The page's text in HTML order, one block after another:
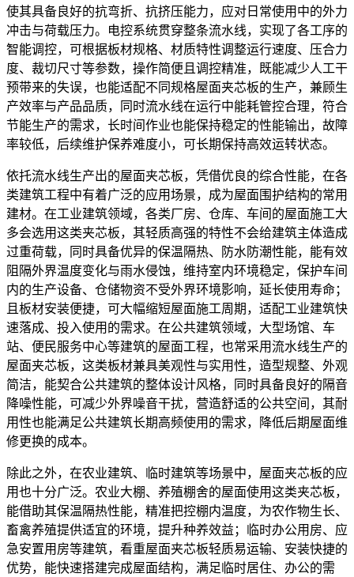
使其具备良好的抗弯折、抗挤压能力，应对日常使用中的外力
冲击与荷载压力。电控系统贯穿整条流水线，实现了各工序的
智能调控，可根据板材规格、材质特性调整运行速度、压合力
度、裁切尺寸等参数，操作简便且调控精准，既能减少人工干
预带来的失误，也能适配不同规格屋面夹芯板的生产，兼顾生
产效率与产品品质，同时流水线在运行中能耗管控合理，符合
节能生产的需求，长时间作业也能保持稳定的性能输出，故障
率较低，后续维护保养难度小，可长期保持高效运转状态。
依托流水线生产出的屋面夹芯板，凭借优良的综合性能，在各
类建筑工程中有着广泛的应用场景，成为屋面围护结构的常用
建材。在工业建筑领域，各类厂房、仓库、车间的屋面施工大
多会选用这类夹芯板，其轻质高强的特性不会给建筑主体造成
过重荷载，同时具备优异的保温隔热、防水防潮性能，能有效
阻隔外界温度变化与雨水侵蚀，维持室内环境稳定，保护车间
内的生产设备、仓储物资不受外界环境影响，延长使用寿命；
且板材安装便捷，可大幅缩短屋面施工周期，适配工业建筑快
速落成、投入使用的需求。在公共建筑领域，大型场馆、车
站、便民服务中心等建筑的屋面工程，也常采用流水线生产的
屋面夹芯板，这类板材兼具美观性与实用性，造型规整、外观
简洁，能契合公共建筑的整体设计风格，同时具备良好的隔音
降噪性能，可减少外界噪音干扰，营造舒适的公共空间，其耐
用性也能满足公共建筑长期高频使用的需求，降低后期屋面维
修更换的成本。
除此之外，在农业建筑、临时建筑等场景中，屋面夹芯板的应
用也十分广泛。农业大棚、养殖棚舍的屋面使用这类夹芯板，
能借助其保温隔热性能，精准把控棚内温度，为农作物生长、
畜禽养殖提供适宜的环境，提升种养效益；临时办公用房、应
急安置用房等建筑，看重屋面夹芯板轻质易运输、安装快捷的
优势，能快速搭建完成屋面结构，满足临时居住、办公的需